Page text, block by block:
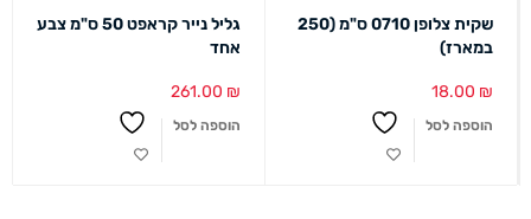
שקית צלופן 0710 ס"מ (250
במארז)
18.00 ₪
הוספה לסל
גליל נייר קראפט 50 ס"מ צבע
אחד
261.00 ₪
הוספה לסל